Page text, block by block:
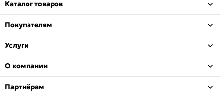
Каталог товаров
Покупателям
Услуги
О компании
Партнёрам